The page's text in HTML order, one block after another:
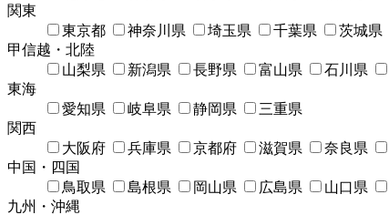
関東
東京都
神奈川県 埼玉県 千葉県 茨城県
甲信越・北陸
山梨県
新潟県 長野県 富山県 石川県
東海
愛知県
岐阜県 静岡県
三重県
関西
大阪府
兵庫県 京都府 滋賀県 奈良県
中国・四国
鳥取県
島根県 岡山県 広島県 山口県
九州・沖縄